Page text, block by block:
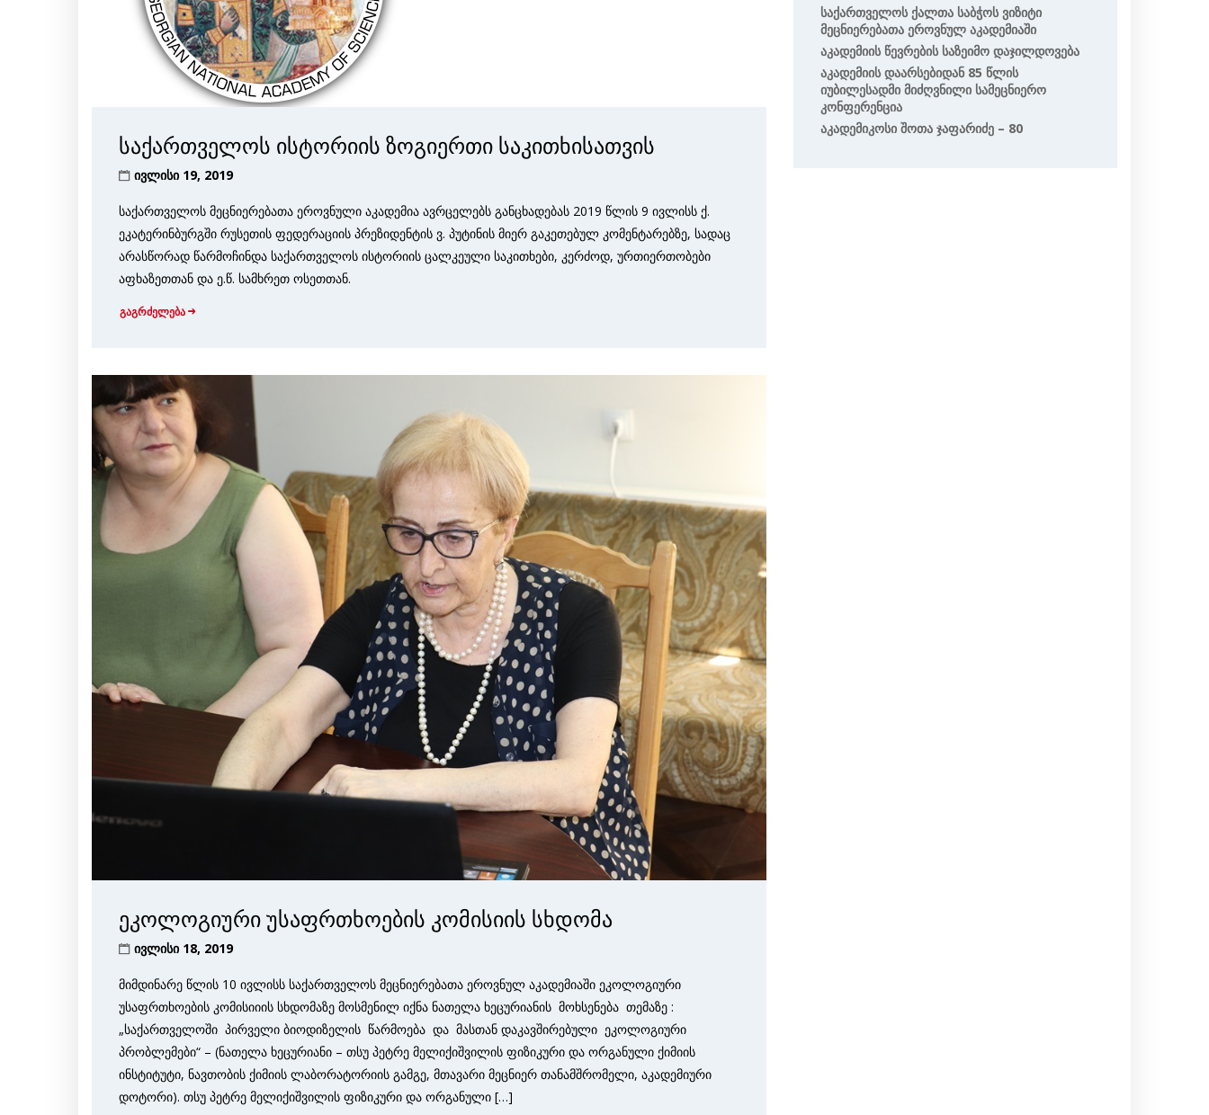
საქართველოს ისტორიის ზოგიერთი საკითხისათვის
ივლისი 19, 2019
საქართველოს მეცნიერებათა ეროვნული აკადემია ავრცელებს განცხადებას 2019 წლის 9 ივლისს ქ.
ეკატერინბურგში რუსეთის ფედერაციის პრეზიდენტის ვ. პუტინის მიერ გაკეთებულ კომენტარებზე, სადაც
არასწორად წარმოჩინდა საქართველოს ისტორიის ცალკეული საკითხები, კერძოდ, ურთიერთობები
აფხაზეთთან და ე.წ. სამხრეთ ოსეთთან.
გაგრძელება
ეკოლოგიური უსაფრთხოების კომისიის სხდომა
ივლისი 18, 2019
მიმდინარე წლის 10 ივლისს საქართველოს მეცნიერებათა ეროვნულ აკადემიაში ეკოლოგიური
უსაფრთხოების კომისიიის სხდომაზე მოსმენილ იქნა ნათელა ხეცურიანის მოხსენება თემაზე :
„საქართველოში პირველი ბიოდიზელის წარმოება და მასთან დაკავშირებული ეკოლოგიური
პრობლემები“ – (ნათელა ხეცურიანი – თსუ პეტრე მელიქიშვილის ფიზიკური და ორგანული ქიმიის
ინსტიტუტი, ნავთობის ქიმიის ლაბორატორიის გამგე, მთავარი მეცნიერ თანამშრომელი, აკადემიური
დოტორი). თსუ პეტრე მელიქიშვილის ფიზიკური და ორგანული […]
Საქართველოს Ქალთა Საბჭოს Ვიზიტი
Მეცნიერებათა Ეროვნულ Აკადემიაში
Აკადემიის Წევრების Საზეიმო Დაჯილდოვება
Აკადემიის Დაარსებიდან 85 Წლის
Იუბილესადმი Მიძღვნილი Სამეცნიერო
Კონფერენცია
Აკადემიკოსი Შოთა Ჯაფარიძე – 80